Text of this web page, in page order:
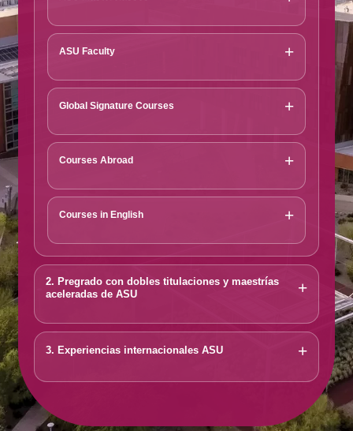
ASU Faculty +
Global Signature Courses +
Courses Abroad +
Courses in English +
2. Pregrado con dobles titulaciones y maestrías
aceleradas de ASU
+
Tu pregrado en USAP + tu maestría en ASU en solo 5
años.
3. Experiencias internacionales ASU +